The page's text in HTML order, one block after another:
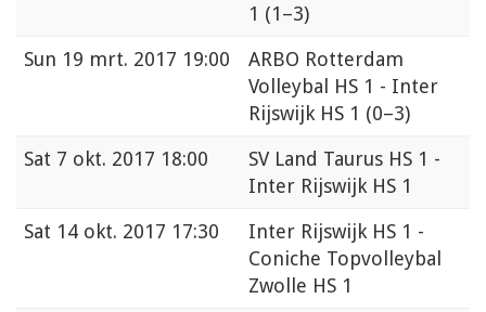
1 (1–3)
Sun 19 mrt. 2017 19:00
ARBO Rotterdam
Volleybal HS 1 - Inter
Rijswijk HS 1 (0–3)
Sat 7 okt. 2017 18:00
SV Land Taurus HS 1 -
Inter Rijswijk HS 1
Sat 14 okt. 2017 17:30
Inter Rijswijk HS 1 -
Coniche Topvolleybal
Zwolle HS 1